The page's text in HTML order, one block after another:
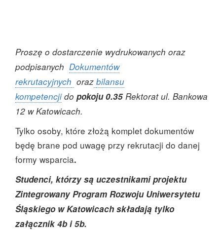
Proszę o dostarczenie wydrukowanych oraz
podpisanych Dokumentów
rekrutacyjnych oraz bilansu
kompetencjido pokoju 0.35Rektorat ul. Bankowa
12 w Katowicach.
Tylko osoby, które złożą komplet dokumentów
będę brane pod uwagę przy rekrutacji do danej
formy wsparcia.
Studenci, którzy są uczestnikami projektu
Zintegrowany Program Rozwoju Uniwersytetu
Śląskiego w Katowicach składają tylko
załącznik 4b i 5b.